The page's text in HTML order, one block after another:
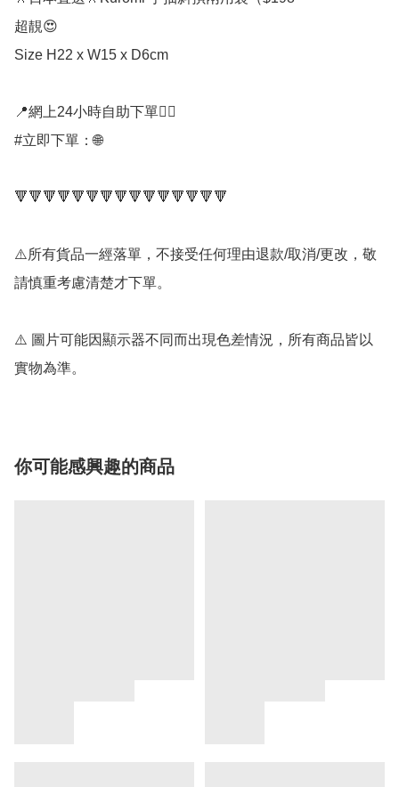
超靚😍
Size H22 x W15 x D6cm
📍網上24小時自助下單👍🏻
#立即下單：🌐
🔻🔻🔻🔻🔻🔻🔻🔻🔻🔻🔻🔻🔻🔻🔻
⚠️所有貨品一經落單，不接受任何理由退款/取消/更改，敬
請慎重考慮清楚才下單。
⚠️ 圖片可能因顯示器不同而出現色差情況，所有商品皆以
實物為準。
你可能感興趣的商品